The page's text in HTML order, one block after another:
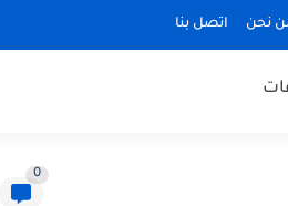
نحن اتصل بنا
0